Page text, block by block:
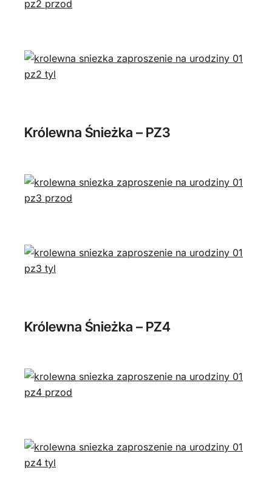
Królewna Śnieżka – PZ3
Królewna Śnieżka – PZ4